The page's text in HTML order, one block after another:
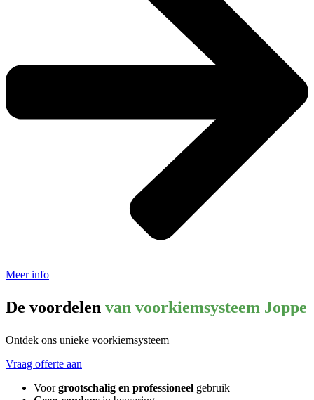
Meer info
De voordelen van voorkiemsysteem Joppe
Ontdek ons unieke voorkiemsysteem
Vraag offerte aan
Voorgrootschalig en professioneel gebruik